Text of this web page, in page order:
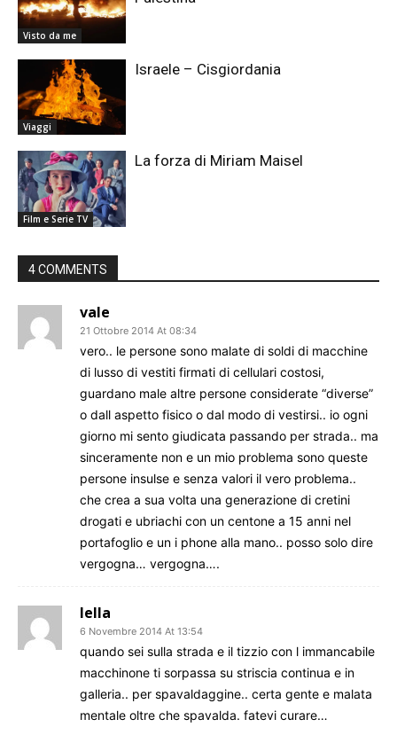
Visto da me
Viaggi
Israele – Cisgiordania
Film e Serie TV
La forza di Miriam Maisel
4 COMMENTS
vale
21 Ottobre 2014 At 08:34
vero.. le persone sono malate di soldi di macchine
di lusso di vestiti firmati di cellulari costosi,
guardano male altre persone considerate “diverse”
o dall aspetto fisico o dal modo di vestirsi.. io ogni
giorno mi sento giudicata passando per strada.. ma
sinceramente non e un mio problema sono queste
persone insulse e senza valori il vero problema..
che crea a sua volta una generazione di cretini
drogati e ubriachi con un centone a 15 anni nel
portafoglio e un i phone alla mano.. posso solo dire
vergogna… vergogna….
lella
6 Novembre 2014 At 13:54
quando sei sulla strada e il tizzio con l immancabile
macchinone ti sorpassa su striscia continua e in
galleria.. per spavaldaggine.. certa gente e malata
mentale oltre che spavalda. fatevi curare…